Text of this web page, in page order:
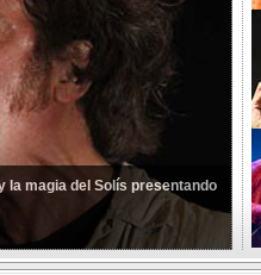
la magia del Solís presentando